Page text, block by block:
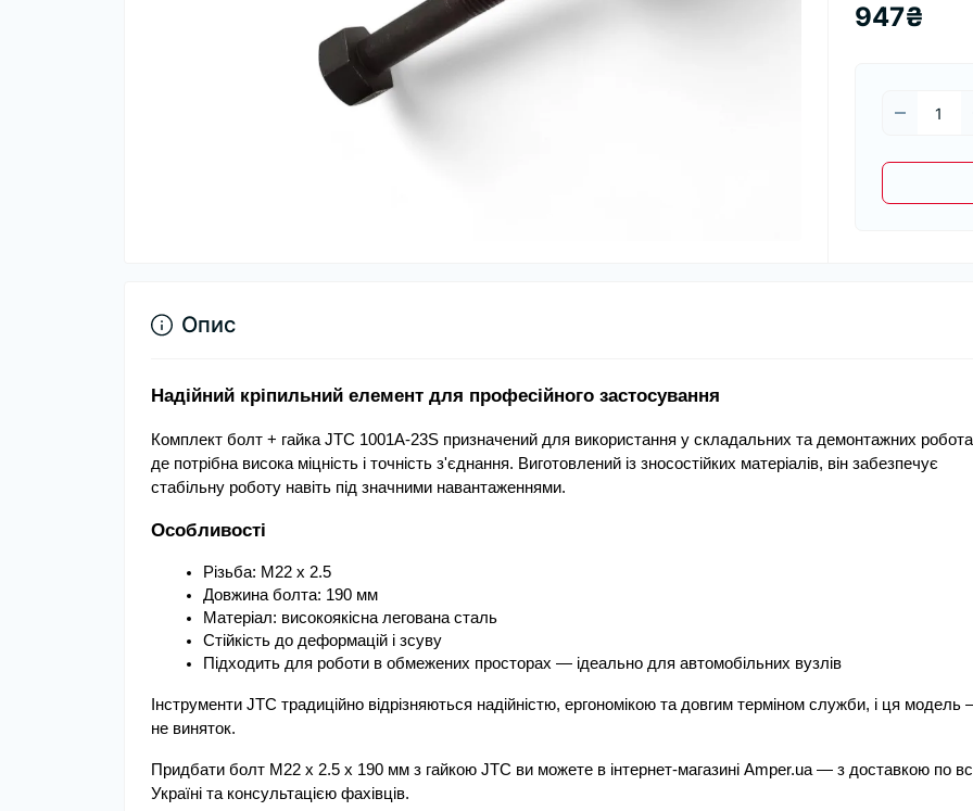
947₴
Опис
Надійний кріпильний елемент для професійного застосування
Комплект болт + гайка JTC 1001A-23S призначений для використання у складальних та демонтажних
де потрібна висока міцність і точність з'єднання. Виготовлений із зносостійких матеріалів, він забезпечує
стабільну роботу навіть під значними навантаженнями.
Особливості
Різьба: М22 x 2.5
Довжина болта: 190 мм
Матеріал: високоякісна легована сталь
Стійкість до деформацій і зсуву
Підходить для роботи в обмежених просторах — ідеально для автомобільних вузлів
Інструменти JTC традиційно відрізняються надійністю, ергономікою та довгим терміном служби, і ця модель
не виняток.
Придбати болт М22 x 2.5 x 190 мм з гайкою JTC ви можете в інтернет-магазині Amper.ua — з доставкою по
Україні та консультацією фахівців.